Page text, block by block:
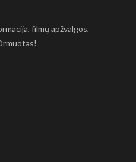
filmų apžvalgos,